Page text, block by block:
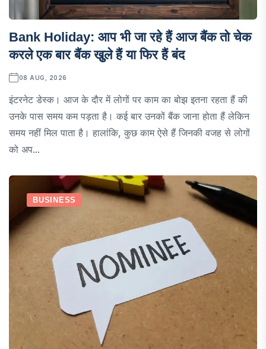
Bank Holiday: आप भी जा रहे हैं आज बैंक तो चेक
करले एक बार बैंक खुुले हैं या फिर हैं बंद
08 AUG, 2026
इंटरनेट डेस्क। आज के दौर में लोगों पर काम का बोझ इतना रहता हैं की
उनके पास समय कम पड़ता है। कई बार उनकों बैंक जाना होता हैं लेकिन
समय नहीं मिल पाता है। हालांकि, कुछ काम ऐसे हैं जिनकी वजह से लोगों
को अप...
BUSINESS